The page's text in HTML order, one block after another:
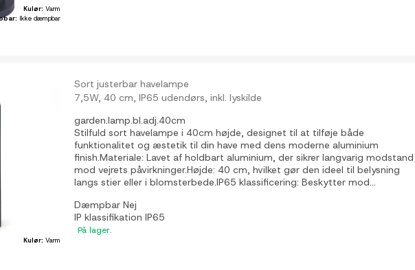
Kulør:Varm
Ikke dæmpbar
Kulør:Varm
Sort justerbar havelampe
7,5W, 40 cm, IP65 udendørs, inkl. lyskilde
garden.lamp.bl.adj.40cm
Stilfuld sort havelampe i 40cm højde, designet til at tilføje både
funktionalitet og æstetik til din have med dens moderne aluminium
finish.Materiale: Lavet af holdbart aluminium, der sikrer langvarig modstand
mod vejrets påvirkninger.Højde: 40 cm, hvilket gør den ideel til belysning
langs stier eller i blomsterbede.IP65 klassificering: Beskytter mod...
DæmpbarNej
IP klassifikationIP65
På lager.